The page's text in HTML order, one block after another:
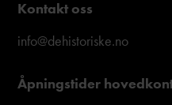
Kontakt oss
info@dehistoriske.no
Åpningstider